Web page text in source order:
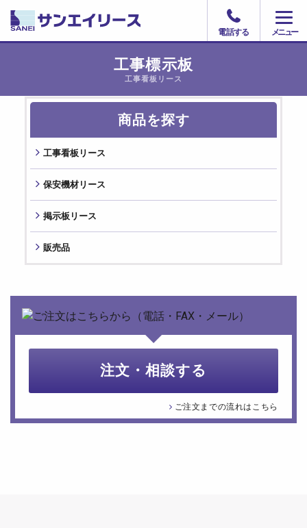
電話する
工事標示板
⼯事看板リース
商品を探す
⼯事看板リース
保安機材リース
掲⽰板リース
販売品
注文・相談する
ご注文までの流れはこちら